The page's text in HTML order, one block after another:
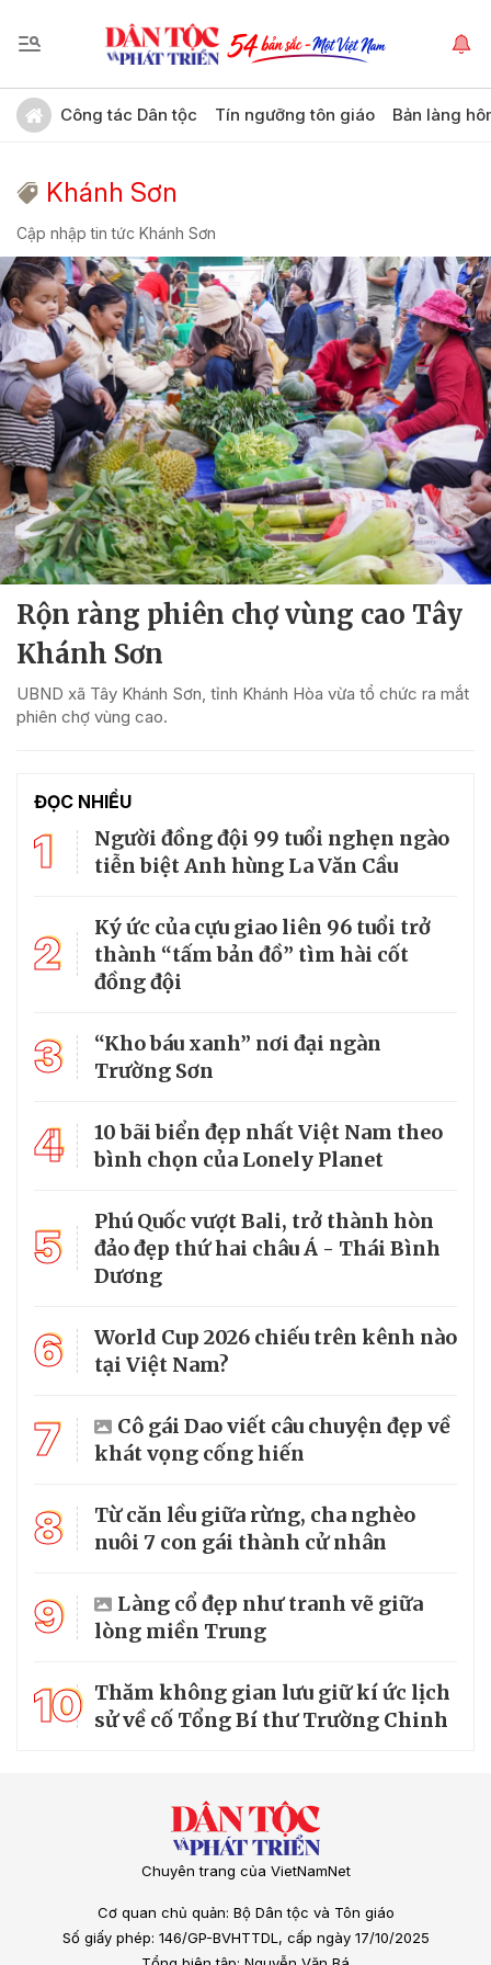
Công tác Dân tộc Tín ngưỡng tôn giáo Bản làng
Khánh Sơn
Cập nhập tin tức Khánh Sơn
Rộn ràng phiên chợ vùng cao Tây
Khánh Sơn
UBND xã Tây Khánh Sơn, tỉnh Khánh Hòa vừa tổ chức ra mắt
phiên chợ vùng cao.
ĐỌC NHIỀU
1
Người đồng đội 99 tuổi nghẹn ngào
tiễn biệt Anh hùng La Văn Cầu
2
Ký ức của cựu giao liên 96 tuổi trở
thành “tấm bản đồ” tìm hài cốt
đồng đội
3
“Kho báu xanh” nơi đại ngàn
Trường Sơn
4
10 bãi biển đẹp nhất Việt Nam theo
bình chọn của Lonely Planet
5
Phú Quốc vượt Bali, trở thành hòn
đảo đẹp thứ hai châu Á - Thái Bình
Dương
6
World Cup 2026 chiếu trên kênh nào
tại Việt Nam?
7
Cô gái Dao viết câu chuyện đẹp về
khát vọng cống hiến
8
Từ căn lều giữa rừng, cha nghèo
nuôi 7 con gái thành cử nhân
9
Làng cổ đẹp như tranh vẽ giữa
lòng miền Trung
10 Thăm không gian lưu giữ kí ức lịch
sử về cố Tổng Bí thư Trường Chinh
Chuyên trang của VietNamNet
Cơ quan chủ quản: Bộ Dân tộc và Tôn giáo
Số giấy phép: 146/GP-BVHTTDL, cấp ngày 17/10/2025